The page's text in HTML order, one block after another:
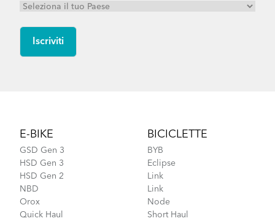
NBD S5i - Gen 1
E-BIKE
GSD Gen 3
HSD Gen 3
HSD Gen 2
NBD
Orox
Quick Haul
BICICLETTE
BYB
Eclipse
Link
Link
Node
Short Haul